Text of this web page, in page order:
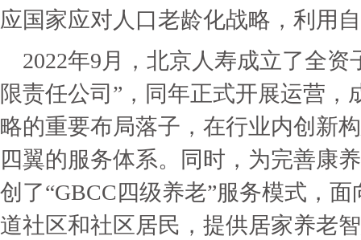
应国家应对人口老龄化战略，利用
2022年9月，北京人寿成立了全
限责任公司”，同年正式开展运营，
略的重要布局落子，在行业内创新
四翼的服务体系。同时，为完善康
创了“GBCC四级养老”服务模式，
道社区和社区居民，提供居家养老